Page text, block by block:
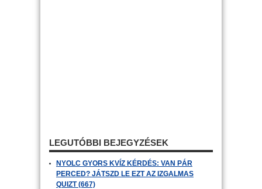
LEGUTÓBBI BEJEGYZÉSEK
NYOLC GYORS KVÍZ KÉRDÉS: VAN PÁR
PERCED? JÁTSZD LE EZT AZ IZGALMAS
QUIZT (667)